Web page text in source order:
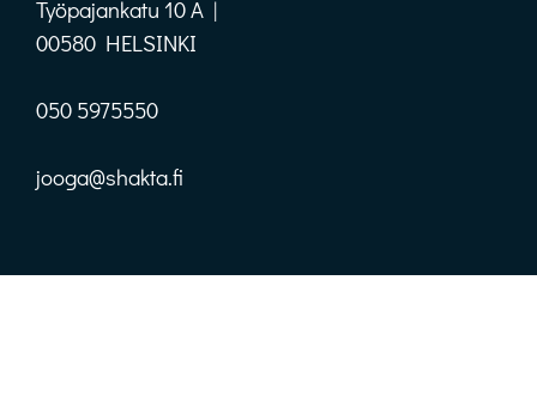
Työpajankatu 10 A |
00580 HELSINKI
050 5975550
jooga@shakta.fi